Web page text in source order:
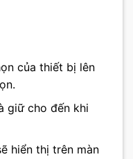
của thiết bị lên
giữ cho đến khi
hiển thị trên màn